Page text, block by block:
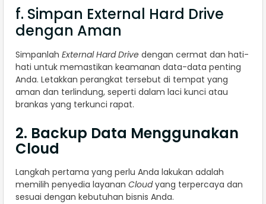
f. Simpan External Hard Drive
dengan Aman
Simpanlah External Hard Drive dengan cermat dan hati-
hati untuk memastikan keamanan data-data penting
Anda. Letakkan perangkat tersebut di tempat yang
aman dan terlindung, seperti dalam laci kunci atau
brankas yang terkunci rapat.
2. Backup Data Menggunakan
Cloud
Langkah pertama yang perlu Anda lakukan adalah
memilih penyedia layanan Cloudyang terpercaya dan
sesuai dengan kebutuhan bisnis Anda.